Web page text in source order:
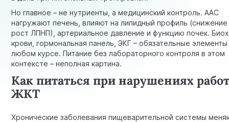
Но главное – не нутриенты, а медицинский контроль. ААС
нагружают печень, влияют на липидный профиль
рост ЛПНП), артериальное давление и функцию почек.
крови, гормональная панель, ЭКГ – обязательные
любом курсе. Питание без лабораторного контроля в этом
контексте – неполная картина.
Как питаться при нарушениях
ЖКТ
Хронические заболевания пищеварительной системы